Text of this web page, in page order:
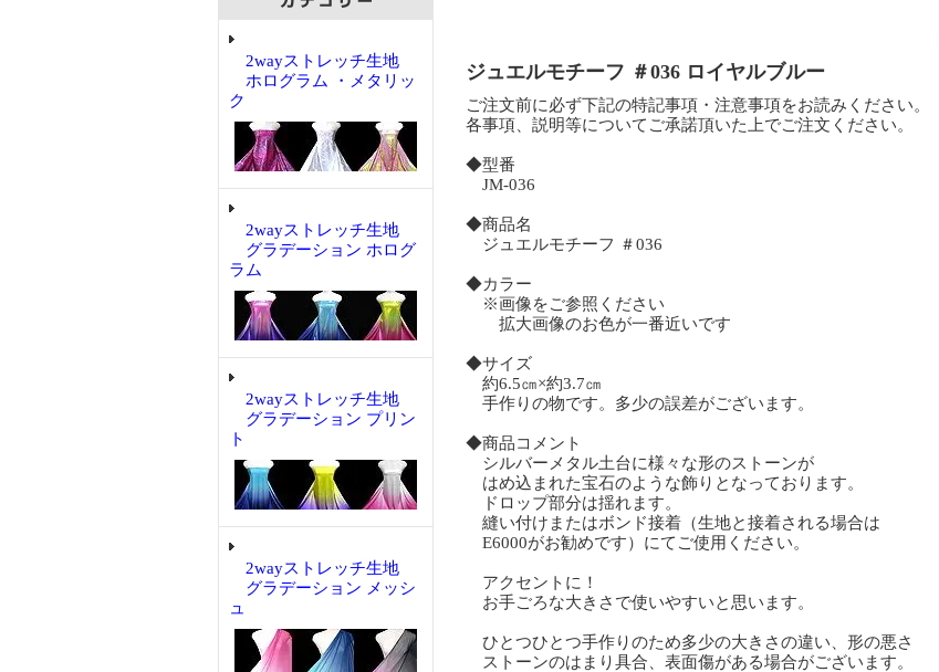
2wayストレッチ生地
ホログラム ・メタリッ
ク
2wayストレッチ生地
グラデーション ホログ
ラム
2wayストレッチ生地
グラデーション プリン
ト
2wayストレッチ生地
グラデーション メッシ
ュ
ジュエルモチーフ ＃036 ロイヤルブルー
ご注文前に必ず下記の特記事項・注意事項をお読みください。
各事項、説明等についてご承諾頂いた上でご注文ください。
◆型番
JM-036
◆商品名
ジュエルモチーフ ＃036
◆カラー
※画像をご参照ください
拡大画像のお色が一番近いです
◆サイズ
約6.5㎝×約3.7㎝
手作りの物です。多少の誤差がございます。
◆商品コメント
シルバーメタル土台に様々な形のストーンが
はめ込まれた宝石のような飾りとなっております。
ドロップ部分は揺れます。
縫い付けまたはボンド接着（生地と接着される場合は
E6000がお勧めです）にてご使用ください。
アクセントに！
お手ごろな大きさで使いやすいと思います。
ひとつひとつ手作りのため多少の大きさの違い、形の悪さ
ストーンのはまり具合、表面傷がある場合がございます。